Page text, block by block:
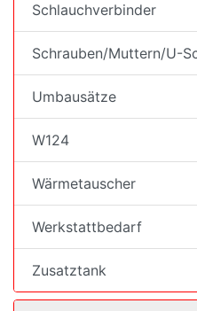
Schlauchverbinder
Schrauben/Muttern/U-
Umbausätze
W124
Wärmetauscher
Werkstattbedarf
Zusatztank